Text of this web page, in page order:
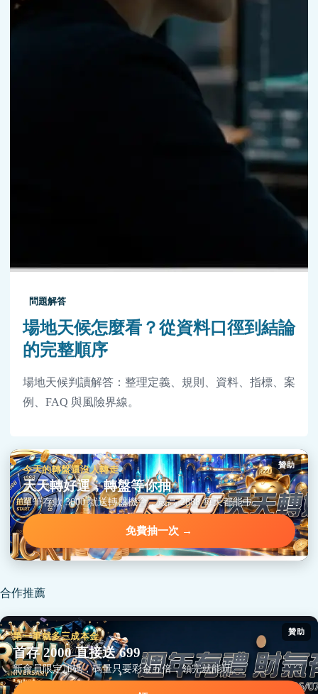
問題解答
場地天候怎麼看？從資料口徑到結論
的完整順序
場地天候判讀解答：整理定義、規則、資料、指標、案
例、FAQ 與風險界線。
贊助
今天的轉盤還沒人轉走
天天轉好運，轉盤等你抽
單筆存款 3000 就送轉盤機會，最高 2888 每天都能中。
免費抽一次 →
合作推薦
贊助
第一筆就多三成本金
首存 2000 直接送 699
新會員限定加碼，碼量只要彩金五倍，領完就能玩。